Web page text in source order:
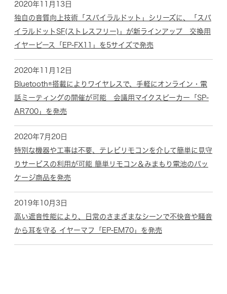
2020年11月13日
独自の音質向上技術「スパイラルドット」シリーズに、「スパ
イラルドットSF(ストレスフリー)」が新ラインアップ 交換用
イヤーピース「EP-FX11」を5サイズで発売
2020年11月12日
Bluetooth®搭載によりワイヤレスで、手軽にオンライン・電
話ミーティングの開催が可能 会議用マイクスピーカー「SP-
AR700」を発売
2020年7月20日
特別な機器や工事は不要、テレビリモコンを介して簡単に見守
りサービスの利用が可能 簡単リモコン＆みまもり電池のパッ
ケージ商品を発売
2019年10月3日
高い遮音性能により、日常のさまざまなシーンで不快音や騒音
から耳を守る イヤーマフ「EP-EM70」を発売